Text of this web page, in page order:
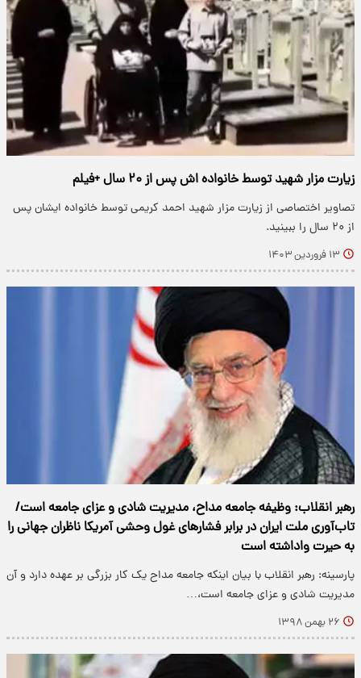
زیارت مزار شهید توسط خانواده اش پس از ۲۰ سال +فیلم
تصاویر اختصاصی از زیارت مزار شهید احمد کریمی توسط خانواده‌ ایشان پس
از ۲۰ سال را ببینید.
۱۳ فروردین ۱۴۰۳
رهبر انقلاب: وظیفه جامعه مداح، مدیریت شادی و عزای جامعه است/
تاب‌آوری ملت ایران در برابر فشارهای غول وحشی آمریکا ناظران جهانی را
به حیرت واداشته است
پارسینه: رهبر انقلاب با بیان اینکه جامعه مداح یک کار بزرگی بر عهده دارد و آن
مدیریت شادی و عزای جامعه است،…
۲۶ بهمن ۱۳۹۸